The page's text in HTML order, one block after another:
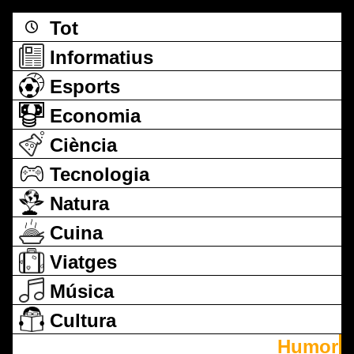
Tot
Informatius
Esports
Economia
Ciència
Tecnologia
Natura
Cuina
Viatges
Música
Cultura
Humor